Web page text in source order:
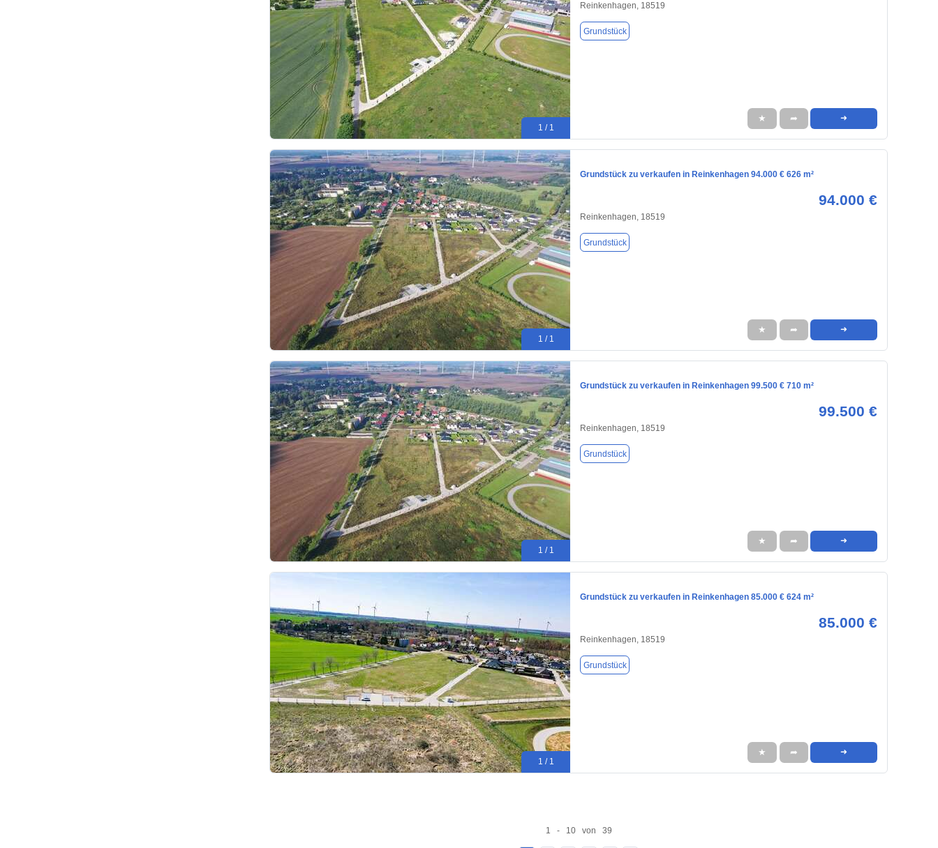
1 / 1
Reinkenhagen, 18519
Grundstück
★ ➦ ➜
1 / 1
Grundstück zu verkaufen in Reinkenhagen 94.000 € 626 m²
94.000 €
Reinkenhagen, 18519
Grundstück
★ ➦ ➜
1 / 1
Grundstück zu verkaufen in Reinkenhagen 99.500 € 710 m²
99.500 €
Reinkenhagen, 18519
Grundstück
★ ➦ ➜
1 / 1
Grundstück zu verkaufen in Reinkenhagen 85.000 € 624 m²
85.000 €
Reinkenhagen, 18519
Grundstück
★ ➦ ➜
1 - 10 von 39